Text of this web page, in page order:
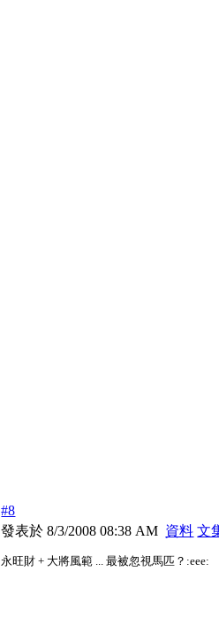
#8
發表於 8/3/2008 08:38 AM 資料 文
永旺財 + 大將風範 ... 最被忽視馬匹？:eee: